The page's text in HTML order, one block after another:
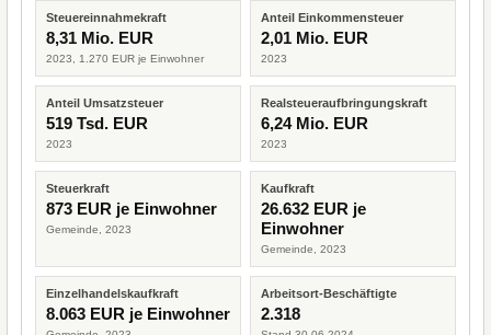
Steuereinnahmekraft
8,31 Mio. EUR
2023, 1.270 EUR je Einwohner
Anteil Einkommensteuer
2,01 Mio. EUR
2023
Anteil Umsatzsteuer
519 Tsd. EUR
2023
Realsteueraufbringungskraft
6,24 Mio. EUR
2023
Steuerkraft
873 EUR je Einwohner
Gemeinde, 2023
Kaufkraft
26.632 EUR je
Einwohner
Gemeinde, 2023
Einzelhandelskaufkraft
8.063 EUR je Einwohner
Arbeitsort-Beschäftigte
2.318